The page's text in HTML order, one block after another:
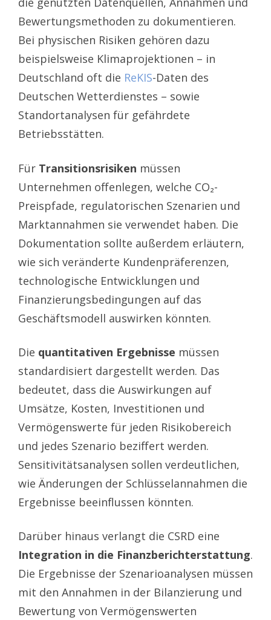
Bewertungsmethoden zu dokumentieren.
Bei physischen Risiken gehören dazu
beispielsweise Klimaprojektionen – in
Deutschland oft die ReKIS-Daten des
Deutschen Wetterdienstes – sowie
Standortanalysen für gefährdete
Betriebsstätten.
Für Transitionsrisiken müssen
Unternehmen offenlegen, welche CO₂-
Preispfade, regulatorischen Szenarien und
Marktannahmen sie verwendet haben. Die
Dokumentation sollte außerdem erläutern,
wie sich veränderte Kundenpräferenzen,
technologische Entwicklungen und
Finanzierungsbedingungen auf das
Geschäftsmodell auswirken könnten.
Die quantitativen Ergebnisse müssen
standardisiert dargestellt werden. Das
bedeutet, dass die Auswirkungen auf
Umsätze, Kosten, Investitionen und
Vermögenswerte für jeden Risikobereich
und jedes Szenario beziffert werden.
Sensitivitätsanalysen sollen verdeutlichen,
wie Änderungen der Schlüsselannahmen die
Ergebnisse beeinflussen könnten.
Darüber hinaus verlangt die CSRD eine
Integration in die Finanzberichterstattung.
Die Ergebnisse der Szenarioanalysen müssen
mit den Annahmen in der Bilanzierung und
Bewertung von Vermögenswerten